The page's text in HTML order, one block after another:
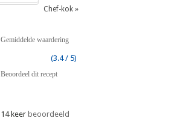
Chef-kok »
Gemiddelde waardering
(3.4 / 5)
Beoordeel dit recept
14 keer beoordeeld